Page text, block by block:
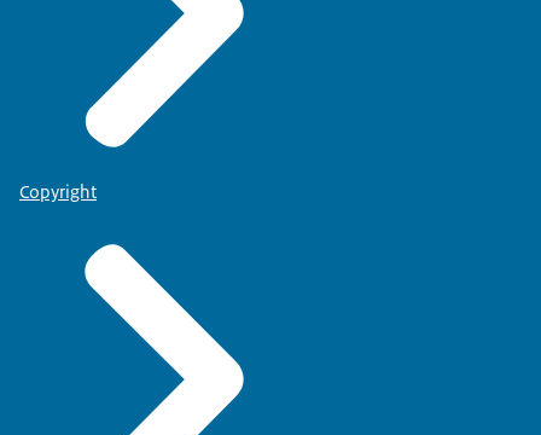
Copyright